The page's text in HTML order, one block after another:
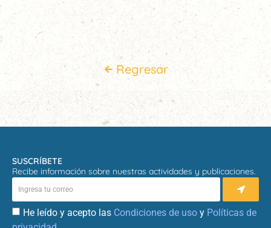
Regresar
SUSCRÍBETE
Recibe información sobre nuestras actividades y publicaciones.
He leído y acepto las Condiciones de uso y Políticas de